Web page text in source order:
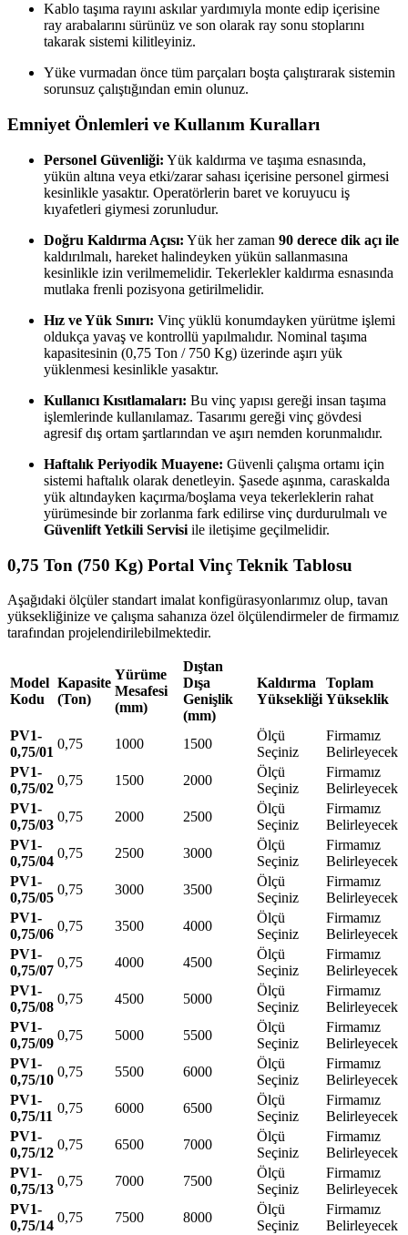
Kablo taşıma rayını askılar yardımıyla monte edip içerisine
ray arabalarını sürünüz ve son olarak ray sonu stoplarını
takarak sistemi kilitleyiniz.
Yüke vurmadan önce tüm parçaları boşta çalıştırarak sistemin
sorunsuz çalıştığından emin olunuz.
Emniyet Önlemleri ve Kullanım Kuralları
Personel Güvenliği: Yük kaldırma ve taşıma esnasında,
yükün altına veya etki/zarar sahası içerisine personel girmesi
kesinlikle yasaktır. Operatörlerin baret ve koruyucu iş
kıyafetleri giymesi zorunludur.
Doğru Kaldırma Açısı: Yük her zaman 90 derece dik açı ile
kaldırılmalı, hareket halindeyken yükün sallanmasına
kesinlikle izin verilmemelidir. Tekerlekler kaldırma esnasında
mutlaka frenli pozisyona getirilmelidir.
Hız ve Yük Sınırı: Vinç yüklü konumdayken yürütme işlemi
oldukça yavaş ve kontrollü yapılmalıdır. Nominal taşıma
kapasitesinin (0,75 Ton / 750 Kg) üzerinde aşırı yük
yüklenmesi kesinlikle yasaktır.
Kullanıcı Kısıtlamaları: Bu vinç yapısı gereği insan taşıma
işlemlerinde kullanılamaz. Tasarımı gereği vinç gövdesi
agresif dış ortam şartlarından ve aşırı nemden korunmalıdır.
Haftalık Periyodik Muayene: Güvenli çalışma ortamı için
sistemi haftalık olarak denetleyin. Şasede aşınma, caraskalda
yük altındayken kaçırma/boşlama veya tekerleklerin rahat
yürümesinde bir zorlanma fark edilirse vinç durdurulmalı ve
Güvenlift Yetkili Servisi ile iletişime geçilmelidir.
0,75 Ton (750 Kg) Portal Vinç Teknik Tablosu
Aşağıdaki ölçüler standart imalat konfigürasyonlarımız olup, tavan
yüksekliğinize ve çalışma sahanıza özel ölçülendirmeler de firmamız
tarafından projelendirilebilmektedir.
Model
Kodu
Kapasite
(Ton)
Yürüme
Mesafesi
(mm)
Dıştan
Dışa
Genişlik
(mm)
Kaldırma
Yüksekliği
Toplam
Yükseklik
PV1-
0,75/01
0,75 1000 1500
Ölçü
Seçiniz
Firmamız
Belirleyecek
PV1-
0,75/02
0,75 1500 2000
Ölçü
Seçiniz
Firmamız
Belirleyecek
PV1-
0,75/03
0,75 2000 2500
Ölçü
Seçiniz
Firmamız
Belirleyecek
PV1-
0,75/04
0,75 2500 3000
Ölçü
Seçiniz
Firmamız
Belirleyecek
PV1-
0,75/05
0,75 3000 3500
Ölçü
Seçiniz
Firmamız
Belirleyecek
PV1-
0,75/06
0,75 3500 4000
Ölçü
Seçiniz
Firmamız
Belirleyecek
PV1-
0,75/07
0,75 4000 4500
Ölçü
Seçiniz
Firmamız
Belirleyecek
PV1-
0,75/08
0,75 4500 5000
Ölçü
Seçiniz
Firmamız
Belirleyecek
PV1-
0,75/09
0,75 5000 5500
Ölçü
Seçiniz
Firmamız
Belirleyecek
PV1-
0,75/10
0,75 5500 6000
Ölçü
Seçiniz
Firmamız
Belirleyecek
PV1-
0,75/11
0,75 6000 6500
Ölçü
Seçiniz
Firmamız
Belirleyecek
PV1-
0,75/12
0,75 6500 7000
Ölçü
Seçiniz
Firmamız
Belirleyecek
PV1-
0,75/13
0,75 7000 7500
Ölçü
Seçiniz
Firmamız
Belirleyecek
PV1-
0,75/14
0,75 7500 8000
Ölçü
Seçiniz
Firmamız
Belirleyecek